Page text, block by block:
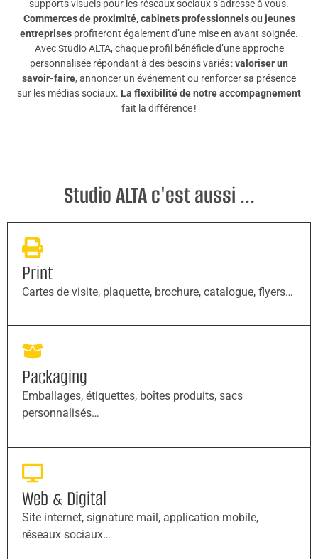
supports visuels pour les réseaux sociaux s’adresse à vous.
Commerces de proximité, cabinets professionnels ou jeunes
entreprises profiteront également d’une mise en avant soignée.
Avec Studio ALTA, chaque profil bénéficie d’une approche
personnalisée répondant à des besoins variés :valoriser un
savoir-faire, annoncer un événement ou renforcer sa présence
sur les médias sociaux. La flexibilité de notre accompagnement
fait la différence !
Studio ALTA c'est aussi ...
Print
Cartes de visite, plaquette, brochure, catalogue, flyers…
Packaging
Emballages, étiquettes, boîtes produits, sacs
personnalisés…
Web & Digital
Site internet, signature mail, application mobile,
réseaux sociaux…